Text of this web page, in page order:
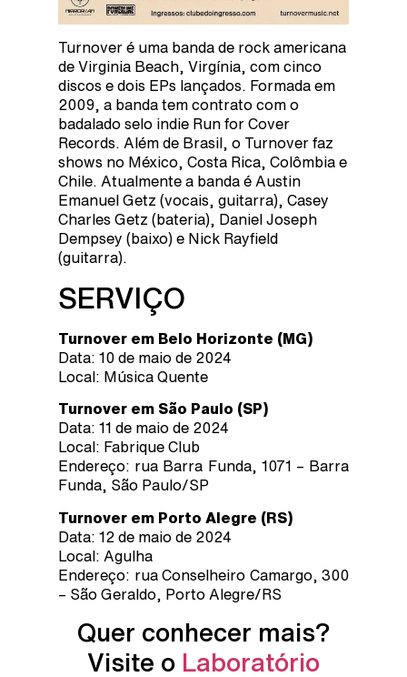
Turnover é uma banda de rock americana
de Virginia Beach, Virgínia, com cinco
discos e dois EPs lançados. Formada em
2009, a banda tem contrato com o
badalado selo indie Run for Cover
Records. Além de Brasil, o Turnover faz
shows no México, Costa Rica, Colômbia e
Chile. Atualmente a banda é Austin
Emanuel Getz (vocais, guitarra), Casey
Charles Getz (bateria), Daniel Joseph
Dempsey (baixo) e Nick Rayfield
(guitarra).
SERVIÇO
Turnover em Belo Horizonte (MG)
Data: 10 de maio de 2024
Local: Música Quente
Turnover em São Paulo (SP)
Data: 11 de maio de 2024
Local: Fabrique Club
Endereço: rua Barra Funda, 1071 – Barra
Funda, São Paulo/SP
Turnover em Porto Alegre (RS)
Data: 12 de maio de 2024
Local: Agulha
Endereço: rua Conselheiro Camargo, 300
– São Geraldo, Porto Alegre/RS
Quer conhecer mais?
Visite o Laboratório